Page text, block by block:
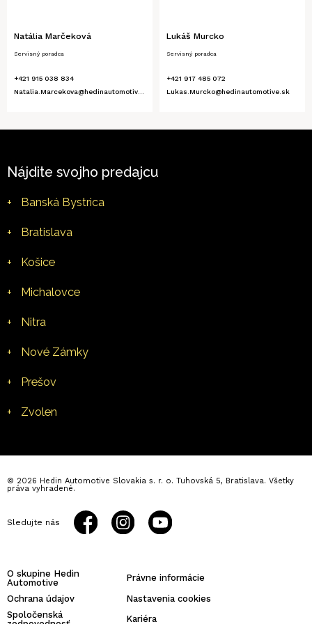
Natália Marčeková
Servisný poradca
+421 915 038 834
Lukáš Murcko
Servisný poradca
+421 917 485 072
Lukas.Murcko@hedinautomotive.sk
Nájdite svojho predajcu
+ Banská Bystrica
+ Bratislava
+ Košice
+ Michalovce
+ Nitra
+ Nové Zámky
+ Prešov
+ Zvolen
© 2026 Hedin Automotive Slovakia s. r. o. Tuhovská 5, Bratislava. Všetky
práva vyhradené.
Sledujte nás
O skupine Hedin
Automotive
Právne informácie
Ochrana údajov
Nastavenia cookies
Spoločenská
Kariéra